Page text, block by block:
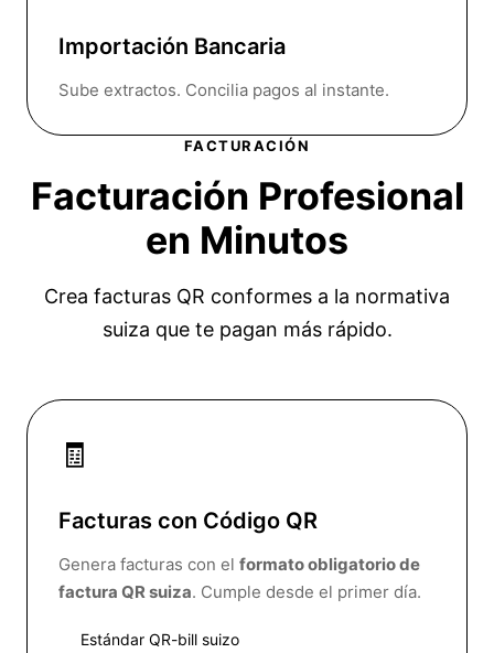
Importación Bancaria
Sube extractos. Concilia pagos al instante.
FACTURACIÓN
Facturación Profesional
en Minutos
Crea facturas QR conformes a la normativa
suiza que te pagan más rápido.
🧾
Facturas con Código QR
Genera facturas con el formato obligatorio de
factura QR suiza. Cumple desde el primer día.
Estándar QR-bill suizo